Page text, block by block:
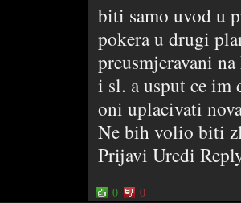
biti samo uvod u
pokera u drugi
preusmjeravani
i sl. a usput ce im
oni uplacivati
Ne bih volio biti
Prijavi Uredi
0 0